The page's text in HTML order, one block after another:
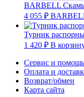
BARBELL
4 055 ₽
Турник
1 420 ₽ В
Сервис и помощь
Оплата и
Возврат/обмен
Карта сайта